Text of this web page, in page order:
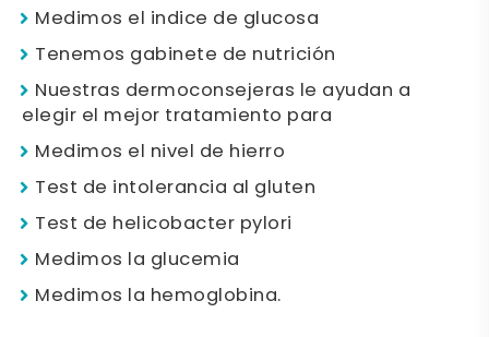
Medimos el indice de glucosa
Tenemos gabinete de nutrición
Nuestras dermoconsejeras le ayudan a
elegir el mejor tratamiento para
Medimos el nivel de hierro
Test de intolerancia al gluten
Test de helicobacter pylori
Medimos la glucemia
Medimos la hemoglobina.